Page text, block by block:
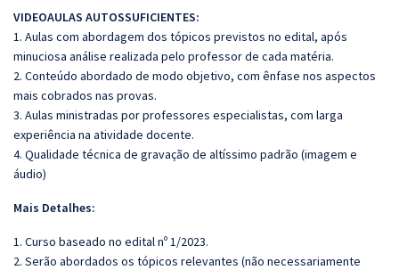
VIDEOAULAS AUTOSSUFICIENTES:
1. Aulas com abordagem dos tópicos previstos no edital, após
minuciosa análise realizada pelo professor de cada matéria.
2. Conteúdo abordado de modo objetivo, com ênfase nos aspectos
mais cobrados nas provas.
3. Aulas ministradas por professores especialistas, com larga
experiência na atividade docente.
4. Qualidade técnica de gravação de altíssimo padrão (imagem e
áudio)
Mais Detalhes:
1. Curso baseado no edital nº 1/2023.
2. Serão abordados os tópicos relevantes (não necessariamente